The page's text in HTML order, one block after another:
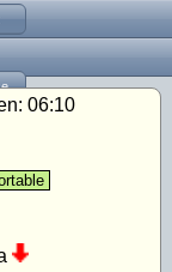
06:10